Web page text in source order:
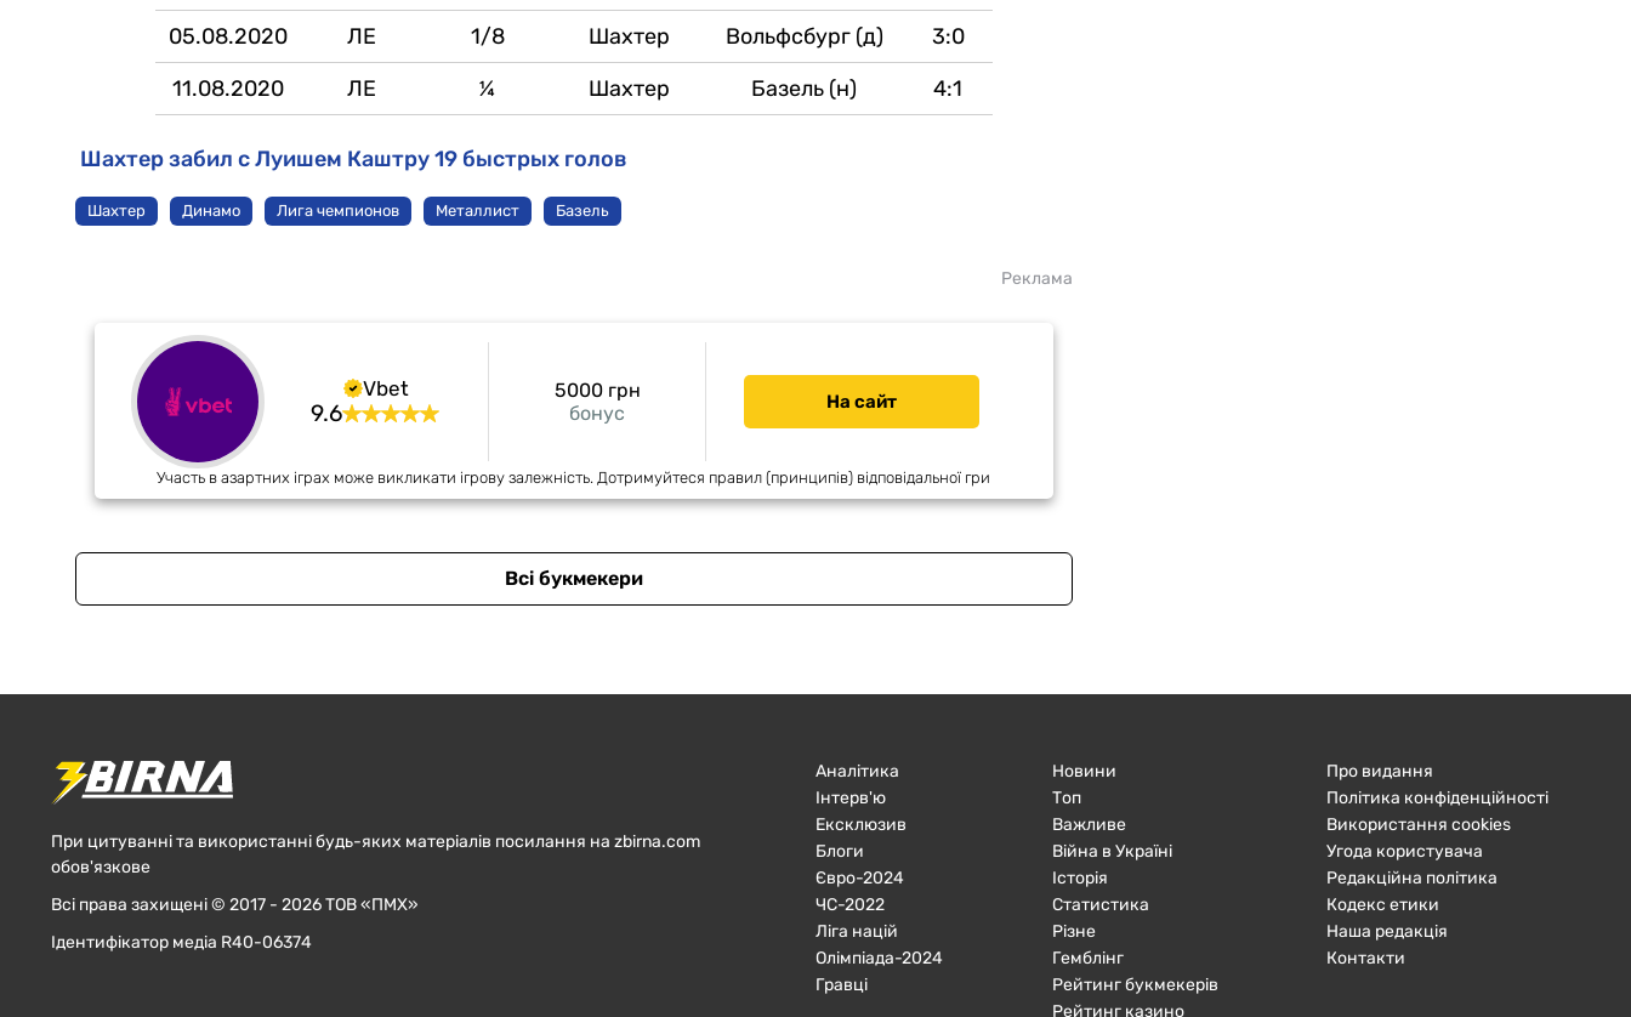
05.08.2020
ЛЕ 1/8 Шахтер Вольфсбург (д)
3:0
11.08.2020
ЛЕ ¼ Шахтер Базель (н) 4:1
Шахтер забил с Луишем Каштру 19 быстрых голов
Шахтер Динамо Лига чемпионов Металлист Базель
Реклама
Vbet
9.6 бонус
5000 грн На сайт
Участь в азартних іграх може викликати ігрову залежність. Дотримуйтеся правил (принципів) відповідальної гри
Всі букмекери
При цитуванні та використанні будь-яких матеріалів посилання на zbirna.com
обов'язкове
Всі права захищені © 2017 - 2026 ТОВ «ПМХ»
Ідентифікатор медіа R40-06374
Аналітика
Інтерв'ю
Ексклюзив
Блоги
Євро-2024
ЧC-2022
Ліга націй
Олімпіада-2024
Гравці
Новини
Топ
Важливе
Війна в Україні
Історія
Статистика
Різне
Гемблінг
Рейтинг букмекерів
Рейтинг казино
Про видання
Політика конфіденційності
Використання cookies
Угода користувача
Редакційна політика
Кодекс етики
Наша редакція
Контакти